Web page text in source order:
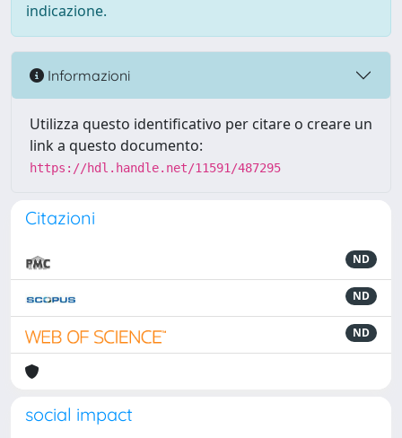
indicazione.
Informazioni
Utilizza questo identificativo per citare o creare un
link a questo documento:
https://hdl.handle.net/11591/487295
Citazioni
ND
ND
ND
social impact